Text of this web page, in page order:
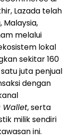
Lazada telah
melalui
lokal
sekitar 160
juta penjual
dengan
Wallet, serta
milik sendiri
ini.